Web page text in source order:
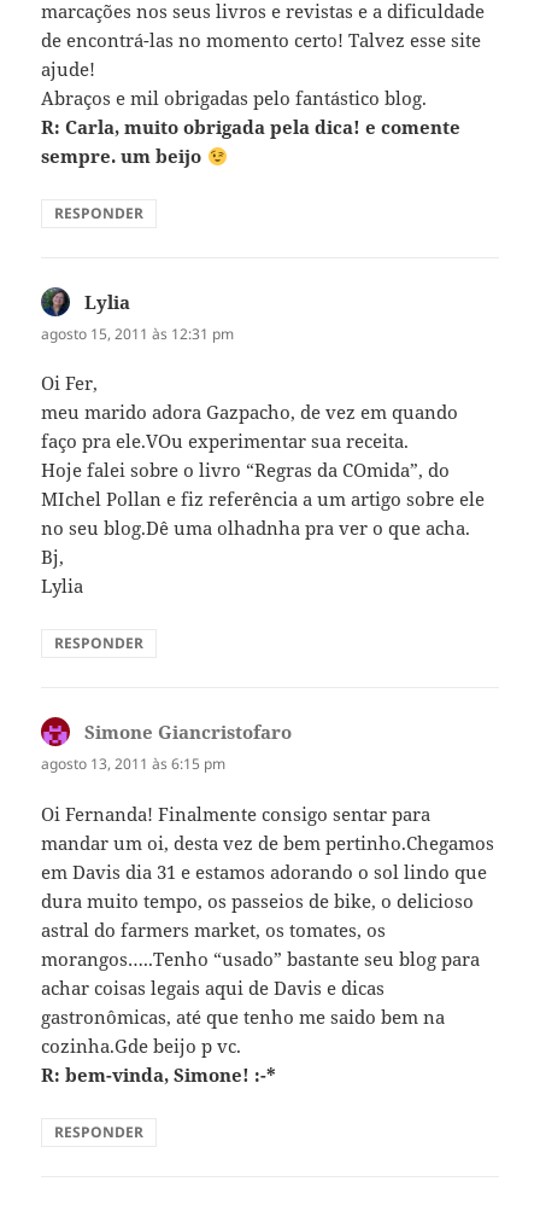
marcações nos seus livros e revistas e a dificuldade
de encontrá-las no momento certo! Talvez esse site
ajude!
Abraços e mil obrigadas pelo fantástico blog.
R: Carla, muito obrigada pela dica! e comente
sempre. um beijo
RESPONDER
Lylia
agosto 15, 2011 às 12:31 pm
Oi Fer,
meu marido adora Gazpacho, de vez em quando
faço pra ele.VOu experimentar sua receita.
Hoje falei sobre o livro “Regras da COmida”, do
MIchel Pollan e fiz referência a um artigo sobre ele
no seu blog.Dê uma olhadnha pra ver o que acha.
Bj,
Lylia
RESPONDER
Simone Giancristofaro
agosto 13, 2011 às 6:15 pm
Oi Fernanda! Finalmente consigo sentar para
mandar um oi, desta vez de bem pertinho.Chegamos
em Davis dia 31 e estamos adorando o sol lindo que
dura muito tempo, os passeios de bike, o delicioso
astral do farmers market, os tomates, os
morangos…..Tenho “usado” bastante seu blog para
achar coisas legais aqui de Davis e dicas
gastronômicas, até que tenho me saido bem na
cozinha.Gde beijo p vc.
R: bem-vinda, Simone! :-*
RESPONDER